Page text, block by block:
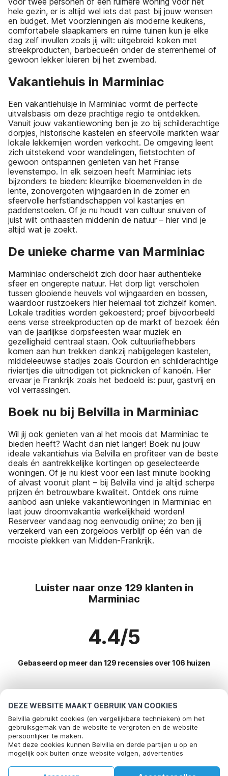
DEZE WEBSITE MAAKT GEBRUIK VAN COOKIES
Belvilla gebruikt cookies (en vergelijkbare technieken) om het
gebruiksgemak van de website te vergroten en de website
persoonlijker te maken.
Met deze cookies kunnen Belvilla en derde partijen u op en
mogelijk ook buiten onze website volgen, advertenties
social media.
hele gezin, er is altijd wel iets dat past bij jouw wensen
en budget. Met voorzieningen als moderne keukens,
comfortabele slaapkamers en ruime tuinen kun je elke
dag zelf invullen zoals jij wilt: uitgebreid koken met
streekproducten, barbecueën onder de sterrenhemel of
gewoon lekker luieren bij het zwembad.
Vakantiehuis in Marminiac
Een vakantiehuisje in Marminiac vormt de perfecte
uitvalsbasis om deze prachtige regio te ontdekken.
Vanuit jouw vakantiewoning ben je zo bij schilderachtige
dorpjes, historische kastelen en sfeervolle markten waar
lokale lekkernijen worden verkocht. De omgeving leent
zich uitstekend voor wandelingen, fietstochten of
gewoon ontspannen genieten van het Franse
levenstempo. In elk seizoen heeft Marminiac iets
bijzonders te bieden: kleurrijke bloemenvelden in de
lente, zonovergoten wijngaarden in de zomer en
sfeervolle herfstlandschappen vol kastanjes en
paddenstoelen. Of je nu houdt van cultuur snuiven of
juist wilt onthaasten middenin de natuur – hier vind je
altijd wat je zoekt.
De unieke charme van Marminiac
Marminiac onderscheidt zich door haar authentieke
sfeer en ongerepte natuur. Het dorp ligt verscholen
tussen glooiende heuvels vol wijngaarden en bossen,
waardoor rustzoekers hier helemaal tot zichzelf komen.
Lokale tradities worden gekoesterd; proef bijvoorbeeld
eens verse streekproducten op de markt of bezoek één
van de jaarlijkse dorpsfeesten waar muziek en
gezelligheid centraal staan. Ook cultuurliefhebbers
komen aan hun trekken dankzij nabijgelegen kastelen,
middeleeuwse stadjes zoals Gourdon en schilderachtige
riviertjes die uitnodigen tot picknicken of kanoën. Hier
ervaar je Frankrijk zoals het bedoeld is: puur, gastvrij en
vol verrassingen.
Boek nu bij Belvilla in Marminiac
Wil jij ook genieten van al het moois dat Marminiac te
bieden heeft? Wacht dan niet langer! Boek nu jouw
ideale vakantiehuis via Belvilla en profiteer van de beste
deals én aantrekkelijke kortingen op geselecteerde
woningen. Of je nu kiest voor een last minute booking
of alvast vooruit plant – bij Belvilla vind je altijd scherpe
prijzen én betrouwbare kwaliteit. Ontdek ons ruime
aanbod aan unieke vakantiewoningen in Marminiac en
laat jouw droomvakantie werkelijkheid worden!
Reserveer vandaag nog eenvoudig online; zo ben jij
verzekerd van een zorgeloos verblijf op één van de
mooiste plekken van Midden-Frankrijk.
Luister naar onze 129 klanten in
Marminiac
4.4/5
Gebaseerd op meer dan 129 recensies over 106 huizen
Meest populaire bestemmingen voor
vakantie
Top steden met top voorzieningen voor vakantie
Kindvriendelijke vakantiehuizen saint-marcel-dardeche
Kindvriendelijke vakantiehuizen saint-martin-dardeche
Populaire voorzieningen voor vakantie in Marminiac
Kindvriendelijke vakantiehuizen